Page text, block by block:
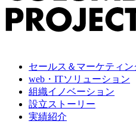
セールス＆マーケティン
web・ITソリューション
組織イノベーション
設立ストーリー
実績紹介